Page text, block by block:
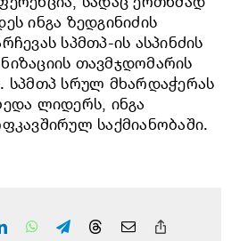
ინგა ზედგინიძის
სპმთპ-ის ასპინძის
თავმჯდომარის
სპმთპ სრულ მხარდაჭერას
ლიდერს, ინგა
საქმიანობაში.
LinkedInWhatsApp
TelegramThreadsEmail